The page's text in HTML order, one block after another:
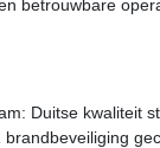
betrouwbare
Duitse kwaliteit
brandbeveiliging